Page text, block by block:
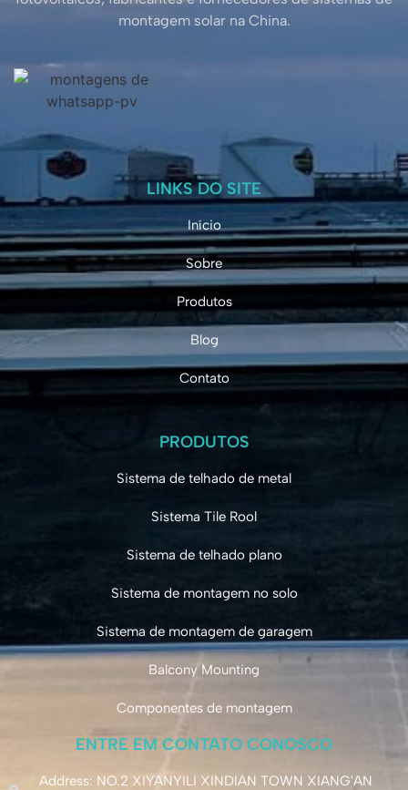
montagem solar na China.
LINKS DO SITE
Início
Sobre
Produtos
Blog
Contato
PRODUTOS
Sistema de telhado de metal
Sistema Tile Rool
Sistema de telhado plano
Sistema de montagem no solo
Sistema de montagem de garagem
Balcony Mounting
Componentes de montagem
ENTRE EM CONTATO CONOSCO
Address: NO.2 XIYANYILI XINDIAN TOWN XIANG'AN